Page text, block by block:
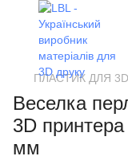
ПЛАСТИК ДЛЯ
Веселка
3D
мм